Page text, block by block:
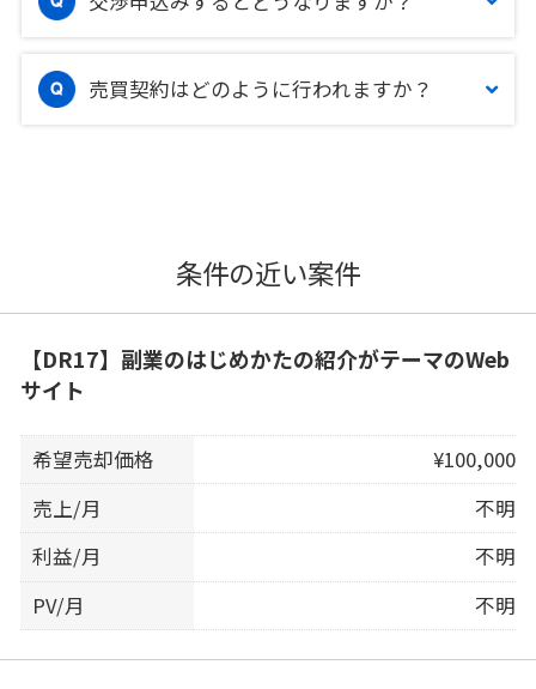
売買契約はどのように行われますか？
条件の近い案件
【DR17】副業のはじめかたの紹介がテーマのWeb
サイト
希望売却価格
¥100,000
売上/月
不明
利益/月
不明
PV/月
不明